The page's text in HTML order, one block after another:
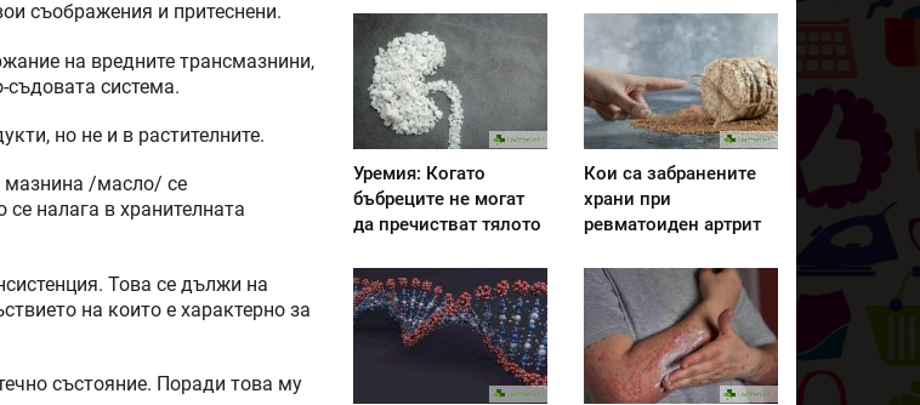
съображения и притеснени.
на вредните трансмазнини,
система.
но не и в растителните.
мазнина /масло/ се
налага в хранителната
Това се дължи на
на които е характерно за
състояние. Поради това му
Уремия: Когато
бъбреците не могат
да пречистват тялото
Кои са забранените
храни при
ревматоиден артрит